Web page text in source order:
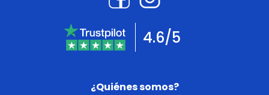
¿Quiénes somos?
4.6/5